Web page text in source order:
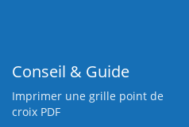
Conseil & Guide
Imprimer une grille point de
croix PDF